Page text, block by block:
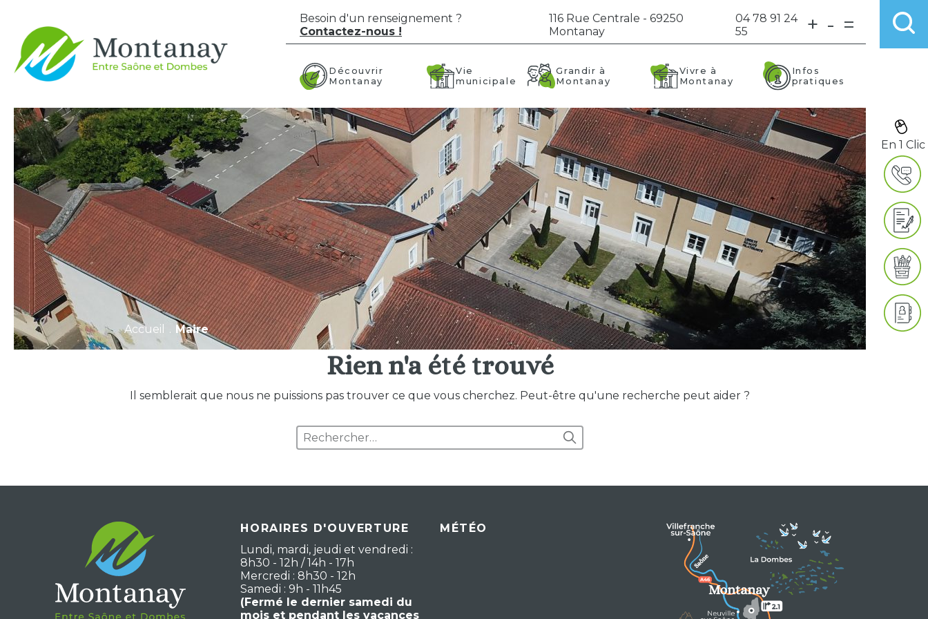
Besoin d'un renseignement ?
Contactez-nous !
116 Rue Centrale - 69250
Montanay
04 78 91 24
55
+ - =
Découvrir
Montanay
Vie
municipale
Grandir à
Montanay
Vivre à
Montanay
Infos
pratiques
En 1 Clic
Accueil . Maire
Rien n'a été trouvé
Il semblerait que nous ne puissions pas trouver ce que vous cherchez. Peut-être qu'une recherche peut aider ?
HORAIRES D'OUVERTURE
Lundi, mardi, jeudi et vendredi :
8h30 - 12h / 14h - 17h
Mercredi : 8h30 - 12h
Samedi : 9h - 11h45
(Fermé le dernier samedi du
mois et pendant les vacances
MÉTÉO